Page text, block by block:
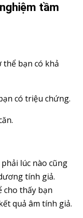
tầm
bạn có khả
có triệu chứng.
lúc nào cũng
tính giả.
cho thấy bạn
quả âm tính giả.